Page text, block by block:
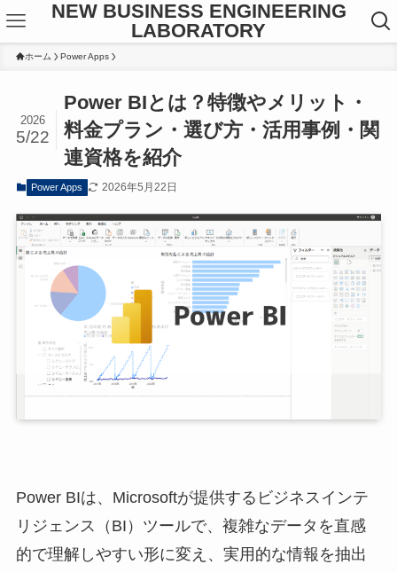
NEW BUSINESS ENGINEERING
LABORATORY
ホーム Power Apps
Power BIとは？特徴やメリット・
料金プラン・選び方・活用事例・関
連資格を紹介
2026
5/22
Power Apps 2026年5月22日
Power BIは、Microsoftが提供するビジネスインテ
リジェンス（BI）ツールで、複雑なデータを直感
的で理解しやすい形に変え、実用的な情報を抽出